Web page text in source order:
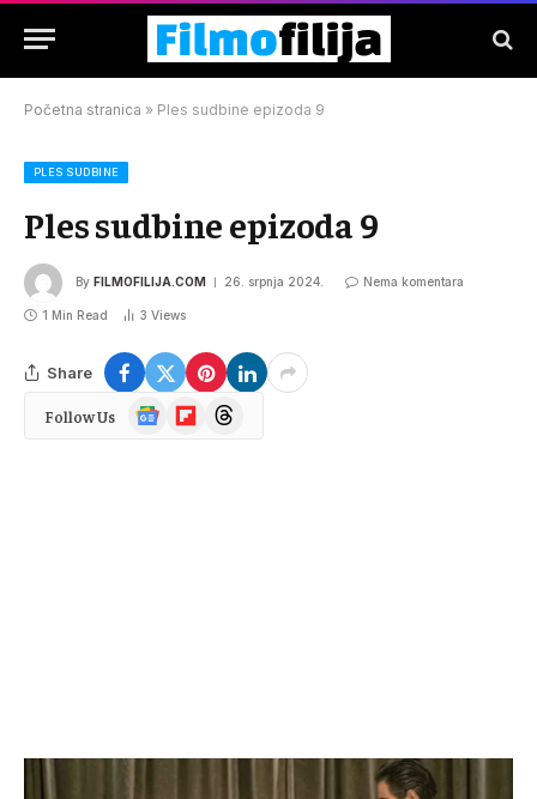
Početna stranica » Ples sudbine epizoda 9
PLES SUDBINE
Ples sudbine epizoda 9
By FILMOFILIJA.COM 26. srpnja 2024. Nema komentara
1 Min Read 3 Views
Share
Follow Us
Google
News
FlipboardThreads